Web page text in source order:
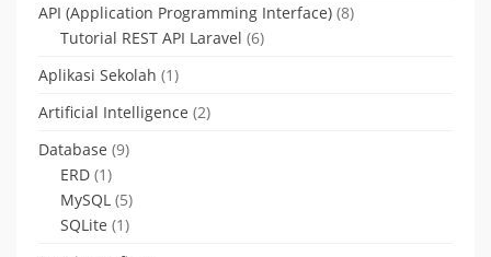
API (Application Programming Interface) (8)
Tutorial REST API Laravel (6)
Aplikasi Sekolah (1)
Artificial Intelligence (2)
Database (9)
ERD (1)
MySQL (5)
SQLite (1)